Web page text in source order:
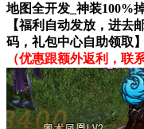
地图全开发_神装100%
【福利自动发放，进去
码，礼包中心自助领取】
（优惠跟额外返利，联